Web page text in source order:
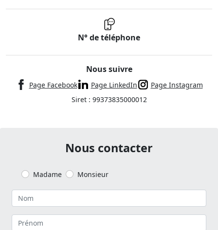
N° de téléphone
Nous suivre
Page Facebook Page LinkedIn
Page Instagram
Siret : 99373835000012
Nous contacter
Madame Monsieur